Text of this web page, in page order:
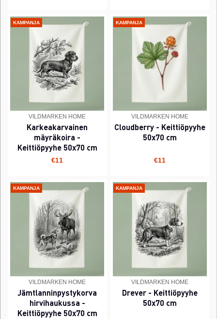
KAMPANJA
VILDMARKEN HOME
Karkeakarvainen
mäyräkoira -
Keittiöpyyhe 50x70 cm
€11
KAMPANJA
VILDMARKEN HOME
Cloudberry - Keittiöpyyhe
50x70 cm
€11
KAMPANJA
VILDMARKEN HOME
Jämtlanninpystykorva
hirvihaukussa -
Keittiöpyyhe 50x70 cm
KAMPANJA
VILDMARKEN HOME
Drever - Keittiöpyyhe
50x70 cm